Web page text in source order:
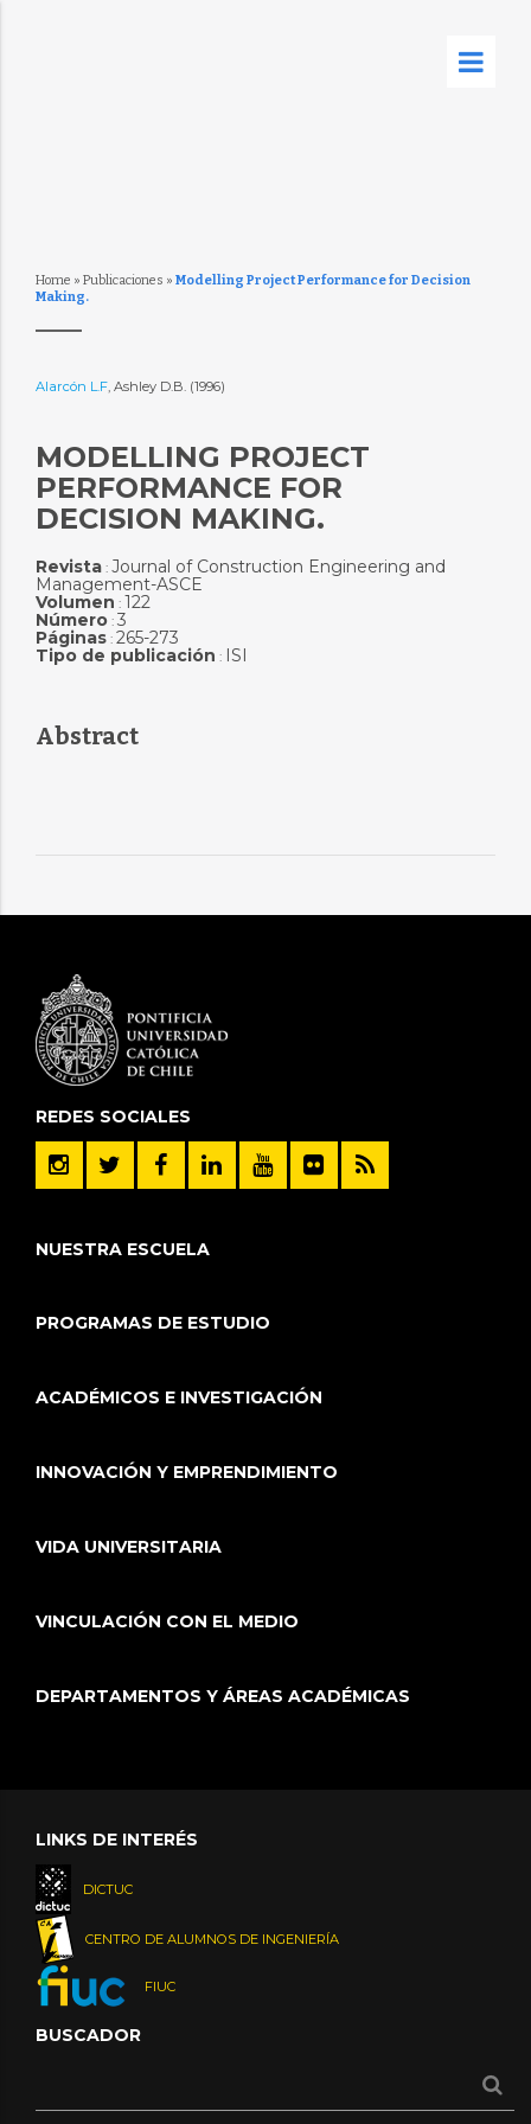
Home » Publicaciones » Modelling Project Performance for Decision
Making.
Alarcón L.F, Ashley D.B. (1996)
MODELLING PROJECT
PERFORMANCE FOR
DECISION MAKING.
Revista: Journal of Construction Engineering and
Management-ASCE
Volumen : 122
Número: 3
Páginas: 265-273
Tipo de publicación : ISI
Abstract
REDES SOCIALES
NUESTRA ESCUELA
PROGRAMAS DE ESTUDIO
ACADÉMICOS E INVESTIGACIÓN
INNOVACIÓN Y EMPRENDIMIENTO
VIDA UNIVERSITARIA
VINCULACIÓN CON EL MEDIO
DEPARTAMENTOS Y ÁREAS ACADÉMICAS
LINKS DE INTERÉS
DICTUC
CENTRO DE ALUMNOS DE INGENIERÍA
FIUC
BUSCADOR